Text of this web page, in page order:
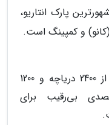
پارک انتاریو،
(کانو) و کمپینگ است.
شبکه وسیع آبی: با بیش از 2400 دریاچه و 1200
بی‌رقیب برای